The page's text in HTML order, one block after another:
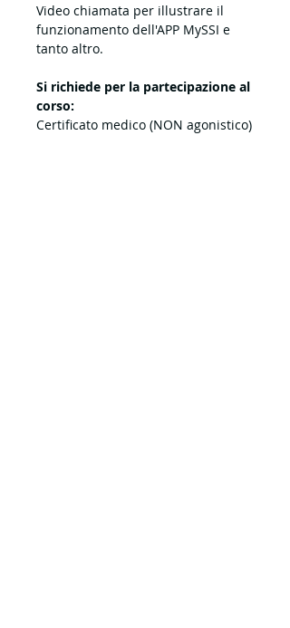
Video chiamata per illustrare il
funzionamento dell'APP MySSI e
tanto altro.
Si richiede per la partecipazione al
corso:
Certificato medico (NON agonistico)